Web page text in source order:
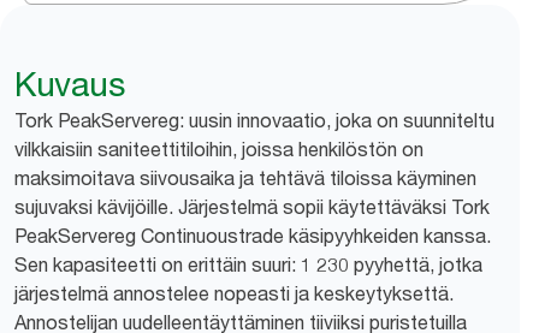
Kuvaus
Tork PeakServereg: uusin innovaatio, joka on suunniteltu
vilkkaisiin saniteettitiloihin, joissa henkilöstön on
maksimoitava siivousaika ja tehtävä tiloissa käyminen
sujuvaksi kävijöille. Järjestelmä sopii käytettäväksi Tork
PeakServereg Continuoustrade käsipyyhkeiden kanssa.
Sen kapasiteetti on erittäin suuri: 1 230 pyyhettä, jotka
järjestelmä annostelee nopeasti ja keskeytyksettä.
Annostelijan uudelleentäyttäminen tiiviiksi puristetuilla